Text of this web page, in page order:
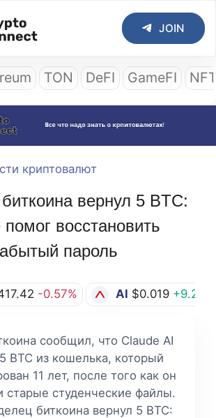
JOIN
TON DeFI GameFI
криптовалют
вернул 5 BTC:
помог восстановить
пароль
-0.57% AI $0.019 +9.20%
сообщил, что Claude AI
BTC из кошелька, который
11 лет, после того как он
старые студенческие файлы.
биткоина вернул 5 BTC: